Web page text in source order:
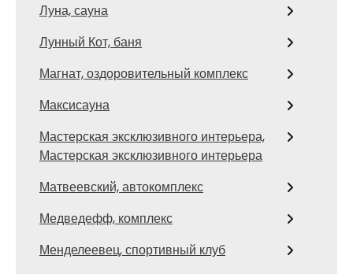
Луна, сауна
Лунный Кот, баня
Магнат, оздоровительный комплекс
Максисауна
Мастерская эксклюзивного интерьера,
Мастерская эксклюзивного интерьера
Матвеевский, автокомплекс
Медведефф, комплекс
Менделеевец, спортивный клуб